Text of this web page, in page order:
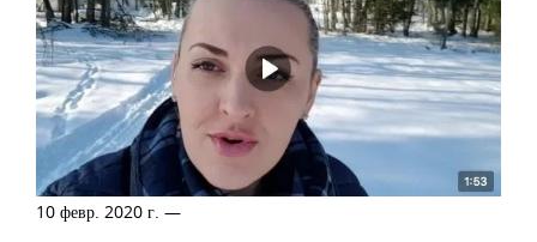
10 февр. 2020 г. —